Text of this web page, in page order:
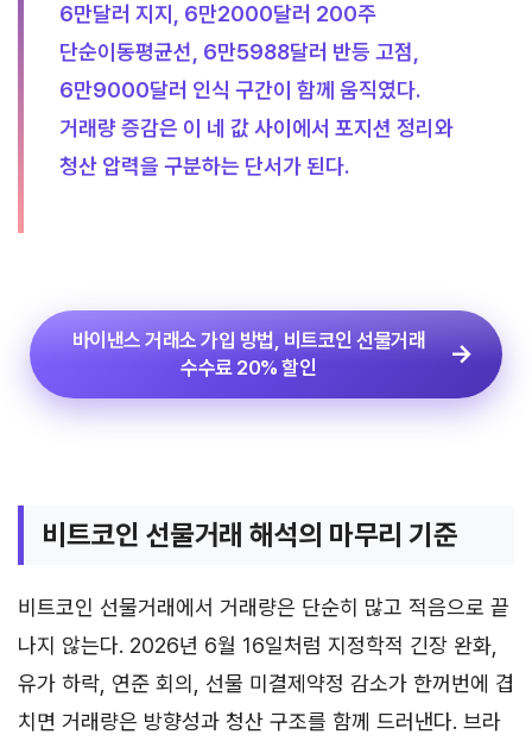
6만달러 지지, 6만2000달러 200주
단순이동평균선, 6만5988달러 반등 고점,
6만9000달러 인식 구간이 함께 움직였다.
거래량 증감은 이 네 값 사이에서 포지션 정리와
청산 압력을 구분하는 단서가 된다.
바이낸스 거래소 가입 방법, 비트코인 선물거래
수수료 20% 할인
비트코인 선물거래 해석의 마무리 기준
비트코인 선물거래에서 거래량은 단순히 많고 적음으로 끝
나지 않는다. 2026년 6월 16일처럼 지정학적 긴장 완화,
유가 하락, 연준 회의, 선물 미결제약정 감소가 한꺼번에 겹
치면 거래량은 방향성과 청산 구조를 함께 드러낸다. 브라